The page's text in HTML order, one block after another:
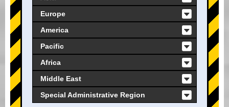
Europe
America
Pacific
Africa
Middle East
Special Administrative Region